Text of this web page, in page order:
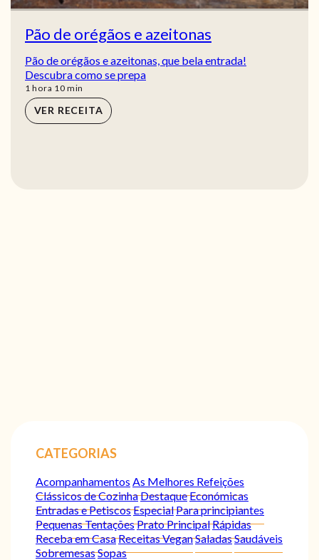
Pão de orégãos e azeitonas
Pão de orégãos e azeitonas, que bela entrada!
Descubra como se prepa
1 hora
hora 10min
min
VER RECEITA
CATEGORIAS
Acompanhamentos As Melhores Refeições
Clássicos de CozinhaDestaqueEconómicas
Entradas e PetiscosEspecialPara principiantes
Pequenas TentaçõesPrato PrincipalRápidas
Receba em CasaReceitas VeganSaladasSaudáveis
SobremesasSopas